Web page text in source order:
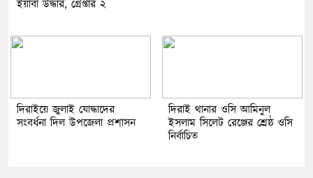
ইয়াবা উদ্ধার, গ্রেপ্তার ২
দিরাইয়ে জুলাই যোদ্ধাদের
সংবর্ধনা দিল উপজেলা প্রশাসন
দিরাই থানার ওসি আমিনুল
ইসলাম সিলেট রেঞ্জের শ্রেষ্ঠ ওসি
নির্বাচিত